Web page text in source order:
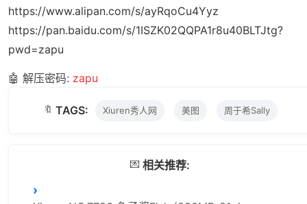
https://www.alipan.com/s/ayRqoCu4Yyz
https://pan.baidu.com/s/1ISZK02QQPA1r8u40BLTJtg?
pwd=zapu
🤖 解压密码: zapu
🔖 TAGS: Xiuren秀人网 美图 周于希Sally
💌 相关推荐: